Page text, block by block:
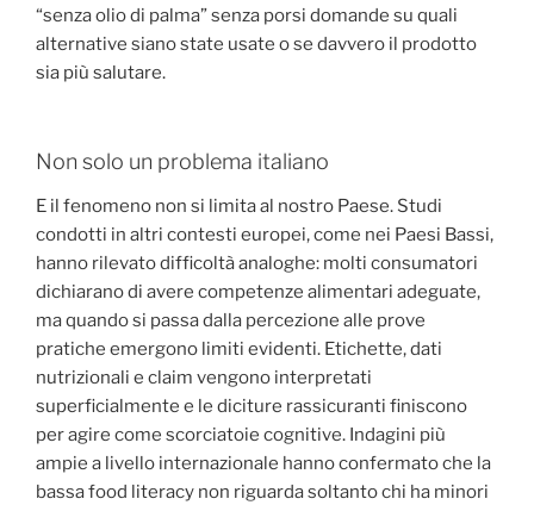
“senza olio di palma” senza porsi domande su quali
alternative siano state usate o se davvero il prodotto
sia più salutare.
Non solo un problema italiano
E il fenomeno non si limita al nostro Paese. Studi
condotti in altri contesti europei, come nei Paesi Bassi,
hanno rilevato difficoltà analoghe: molti consumatori
dichiarano di avere competenze alimentari adeguate,
ma quando si passa dalla percezione alle prove
pratiche emergono limiti evidenti. Etichette, dati
nutrizionali e claim vengono interpretati
superficialmente e le diciture rassicuranti finiscono
per agire come scorciatoie cognitive. Indagini più
ampie a livello internazionale hanno confermato che la
bassa food literacy non riguarda soltanto chi ha minori